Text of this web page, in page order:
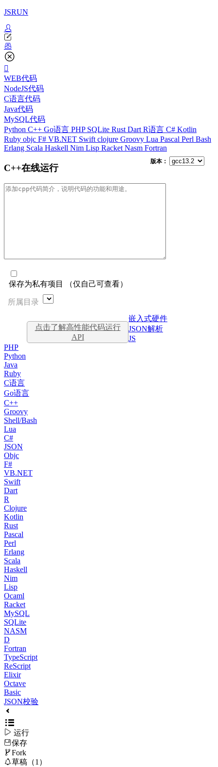
JSRUN
WEB代码
NodeJS代码
C语言代码
Java代码
MySQL代码
Python C++ Go语言 PHP SQLite Rust Dart R语言 C# Kotlin
Ruby objc F# VB.NET Swift clojure Groovy Lua Pascal Perl Bash
Erlang Scala Haskell Nim Lisp Racket Nasm Fortran
C++在线运行
版本：
保存为私有项目 （仅自己可查看）
所属目录
点击了解高性能代码运行
API
嵌入式硬件
JSON解析
JS
PHP
Python
Java
Ruby
C语言
Go语言
C++
Groovy
Shell/Bash
Lua
C#
JSON
Objc
F#
VB.NET
Swift
Dart
R
Clojure
Kotlin
Rust
Pascal
Perl
Erlang
Scala
Haskell
Nim
Lisp
Ocaml
Racket
MySQL
SQLite
NASM
D
Fortran
TypeScript
ReScript
Elixir
Octave
Basic
JSON校验
 运行
保存
Fork
草稿（1）